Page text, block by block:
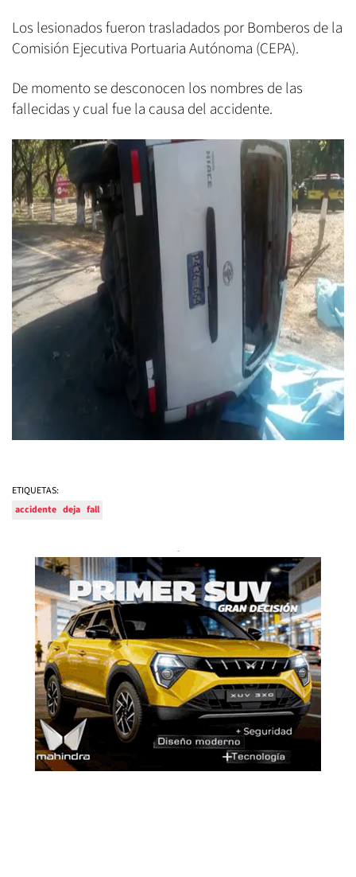
Los lesionados fueron trasladados por Bomberos de la
Comisión Ejecutiva Portuaria Autónoma (CEPA).
De momento se desconocen los nombres de las
fallecidas y cual fue la causa del accidente.
ETIQUETAS:
accidente deja fall